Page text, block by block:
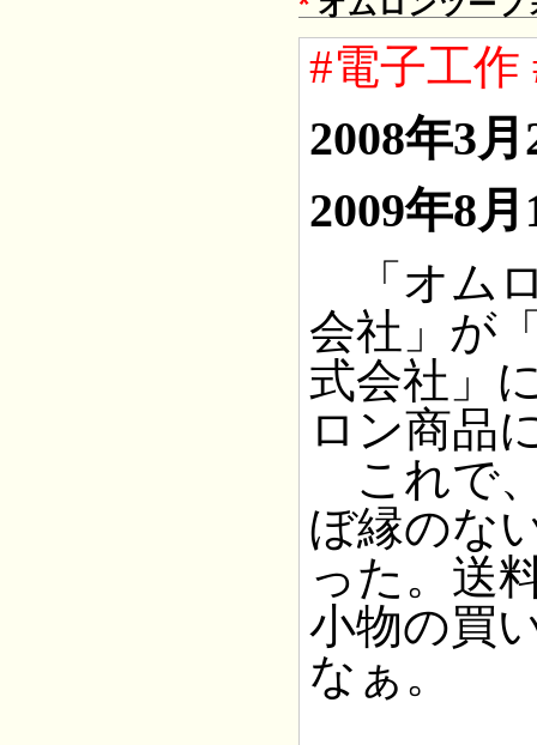
#電子工作
2008年3
2009年8
「オム
会社」が
式会社」
ロン商品
これで
ぼ縁のな
った。送
小物の買
なぁ。